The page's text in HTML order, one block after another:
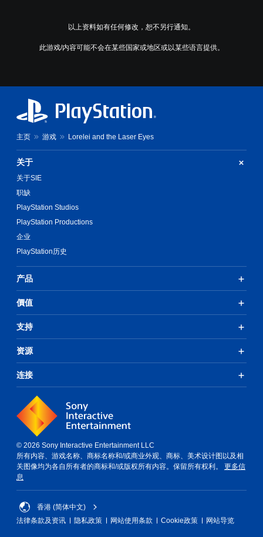
以上资料如有任何修改，恕不另行通知。
此游戏/内容可能不会在某些国家或地区或以某些语言提供。
主页 游戏 Lorelei and the Laser Eyes
关于
关于SIE
职缺
PlayStation Studios
PlayStation Productions
企业
PlayStation历史
产品
價值
支持
资源
连接
© 2026 Sony Interactive Entertainment LLC
所有内容、游戏名称、商标名称和/或商业外观、商标、美术设计图以及相
关图像均为各自所有者的商标和/或版权所有内容。保留所有权利。 更多信
息
香港 (简体中文)
法律条款及资讯
隐私政策 网站使用条款 Cookie政策 网站导览